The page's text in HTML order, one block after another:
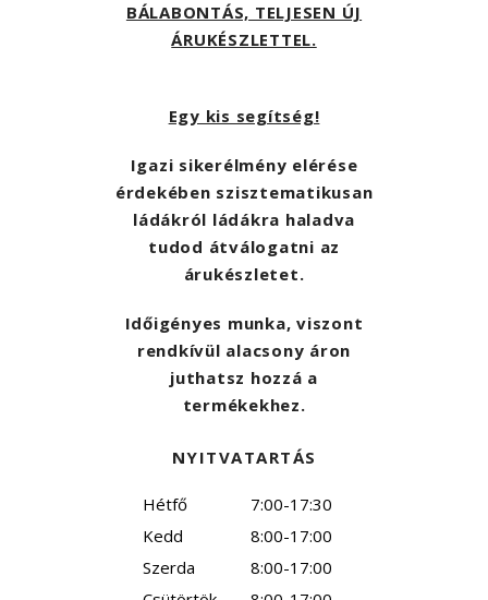
BÁLABONTÁS, TELJESEN ÚJ
ÁRUKÉSZLETTEL.
Egy kis segítség!
Igazi sikerélmény elérése
érdekében szisztematikusan
ládákról ládákra haladva
tudod átválogatni az
árukészletet.
Időigényes munka, viszont
rendkívül alacsony áron
juthatsz hozzá a
termékekhez.
NYITVATARTÁS
Hétfő
7:00-17:30
Kedd
8:00-17:00
Szerda
8:00-17:00